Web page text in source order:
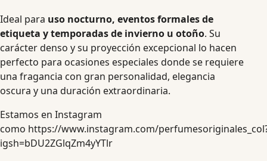
Ideal para uso nocturno, eventos formales de
etiqueta y temporadas de invierno u otoño. Su
carácter denso y su proyección excepcional lo hacen
perfecto para ocasiones especiales donde se requiere
una fragancia con gran personalidad, elegancia
oscura y una duración extraordinaria.
Estamos en Instagram
como https://www.instagram.com/
igsh=bDU2ZGlqZm4yYTlr